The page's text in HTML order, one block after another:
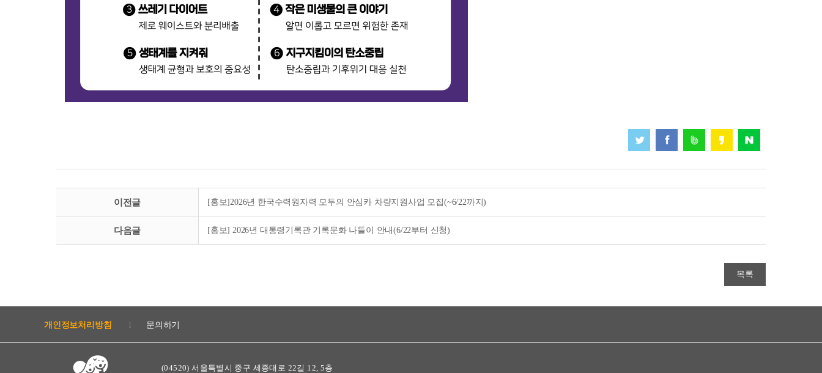
이전글 [홍보]2026년 한국수력원자력 모두의 안심카 차량지원사업 모집(~6/22까지)
다음글 [홍보] 2026년 대통령기록관 기록문화 나들이 안내(6/22부터 신청)
개인정보처리방침 문의하기
(04520) 서울특별시 중구 세종대로 22길 12, 5층